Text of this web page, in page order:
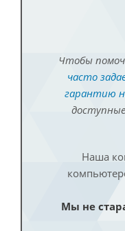
Чтобы
часто
гарантию
доступные
Наша
Мы не